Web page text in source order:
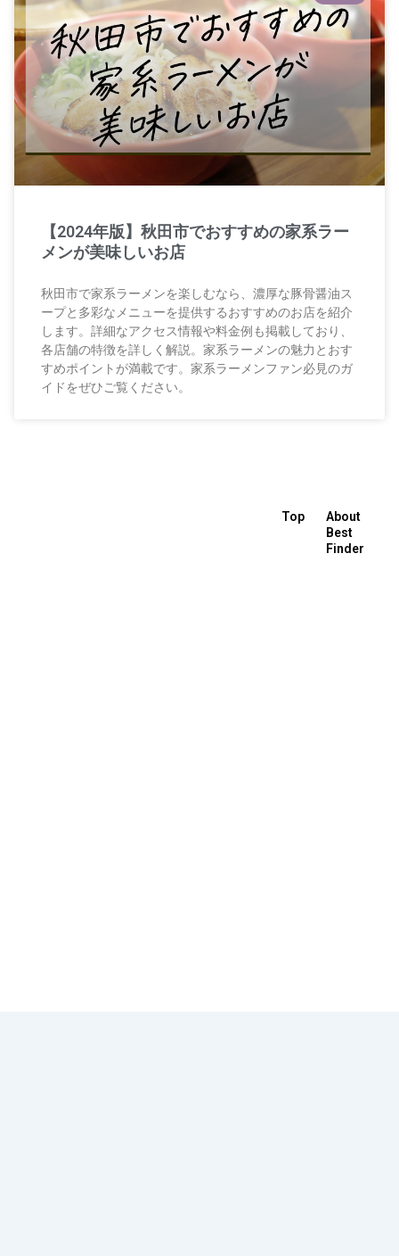
【2024年版】秋田市でおすすめの家系ラー
メンが美味しいお店
秋田市で家系ラーメンを楽しむなら、濃厚な豚骨醤油ス
ープと多彩なメニューを提供するおすすめのお店を紹介
します。詳細なアクセス情報や料金例も掲載しており、
各店舗の特徴を詳しく解説。家系ラーメンの魅力とおす
すめポイントが満載です。家系ラーメンファン必見のガ
イドをぜひご覧ください。
Top
About
Best
Finder